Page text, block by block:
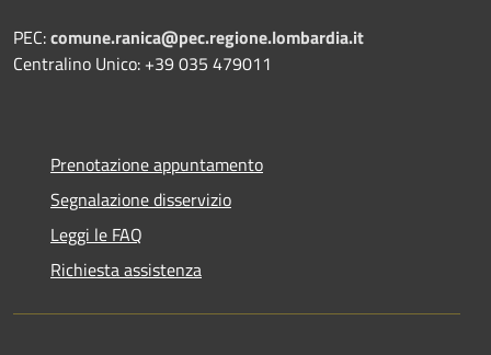
PEC:comune.ranica@pec.regione.lombardia.it
Centralino Unico: +39 035 479011
Prenotazione appuntamento
Segnalazione disservizio
Leggi le FAQ
Richiesta assistenza